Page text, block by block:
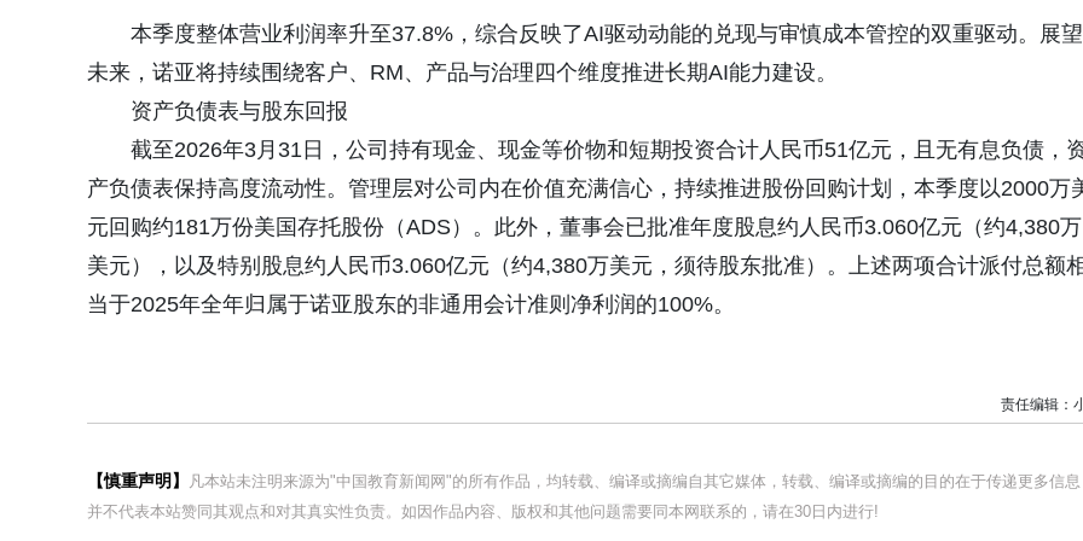
本季度整体营业利润率升至37.8%，综合反映了AI驱动动能的兑现与审慎成本管控的双重驱动。展望
未来，诺亚将持续围绕客户、RM、产品与治理四个维度推进长期AI能力建设。
资产负债表与股东回报
截至2026年3月31日，公司持有现金、现金等价物和短期投资合计人民币51亿元，且无有息负债，
产负债表保持高度流动性。管理层对公司内在价值充满信心，持续推进股份回购计划，本季度以2000万
元回购约181万份美国存托股份（ADS）。此外，董事会已批准年度股息约人民币3.060亿元（约4,380万
美元），以及特别股息约人民币3.060亿元（约4,380万美元，须待股东批准）。上述两项合计派付总额相
当于2025年全年归属于诺亚股东的非通用会计准则净利润的100%。
责任编辑：
【慎重声明】
凡本站未注明来源为"中国教育新闻网"的所有作品，均转载、编译或摘编自其它媒体，转载、编译或摘编的目的在于传递更多信息
并不代表本站赞同其观点和对其真实性负责。如因作品内容、版权和其他问题需要同本网联系的，请在30日内进行!